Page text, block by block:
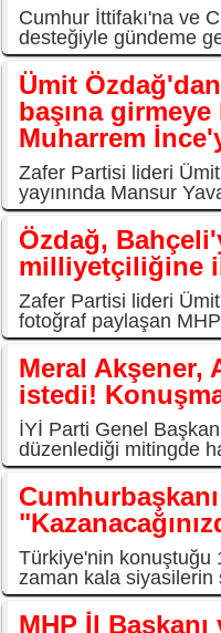
Cumhur İttifakı'na ve
desteğiyle gündeme
Ümit
başına
Muharrem
Zafer Partisi lideri Ümit
yayınında Mansur
Özdağ,
milliyetçiliğine
Zafer Partisi lideri
fotoğraf paylaşan
Meral Akşener,
istedi!
İYİ Parti Genel
düzenlediği mitingde
Türkiye'nin konuştuğu
zaman kala siyasilerin
MHP İl Başkanı